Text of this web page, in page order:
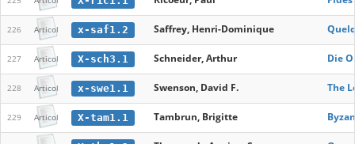
226 Articol x-saf1.2 Saffrey, Henri-Dominique
227 Articol X-sch3.1 Schneider, Arthur Die
228 Articol x-swe1.1 Swenson, David F. The
229 Articol X-tam1.1 Tambrun, Brigitte